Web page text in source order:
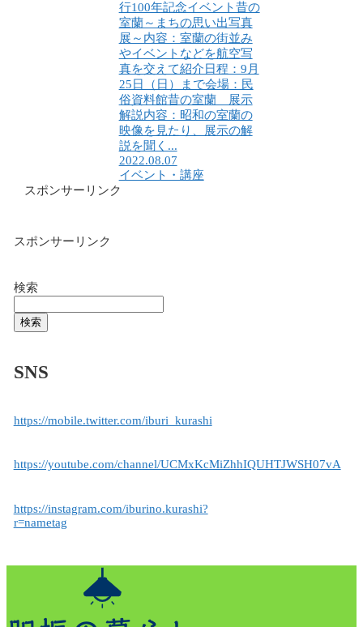
行100年記念イベント昔の
室蘭～まちの思い出写真
展～内容：室蘭の街並み
やイベントなどを航空写
真を交えて紹介日程：9月
25日（日）まで会場：民
俗資料館昔の室蘭 展示
解説内容：昭和の室蘭の
映像を見たり、展示の解
説を聞く...
2022.08.07
イベント・講座
スポンサーリンク
スポンサーリンク
検索
検索
SNS
https://mobile.twitter.com/iburi_kurashi
https://youtube.com/channel/UCMxKcMiZhhIQUHTJWSH07vA
https://instagram.com/iburino.kurashi?
r=nametag